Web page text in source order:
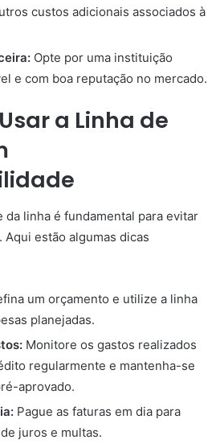
custos adicionais associados à
Opte por uma instituição
e com boa reputação no mercado.
a Linha de
da linha é fundamental para evitar
estão algumas dicas
um orçamento e utilize a linha
planejadas.
Monitore os gastos realizados
regularmente e mantenha-se
aprovado.
Pague as faturas em dia para
juros e multas.